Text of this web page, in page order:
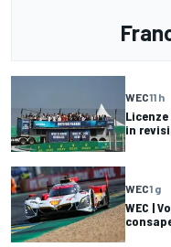
WEC11 h
in
WEC1 g
WEC |